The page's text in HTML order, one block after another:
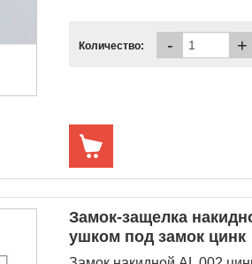
Количество: - +
Замок-защелка
ушком под замок цинк